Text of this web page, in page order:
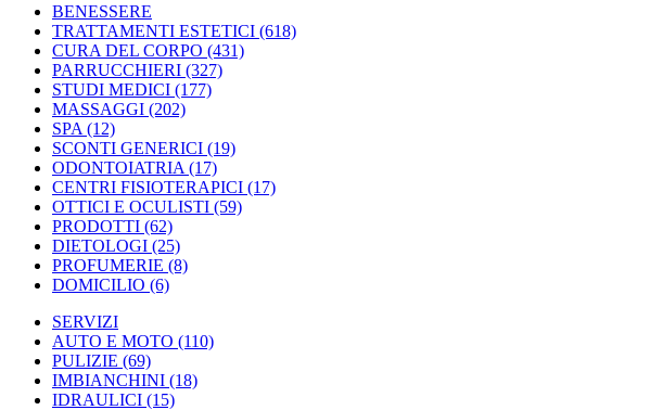
BENESSERE
TRATTAMENTI ESTETICI (618)
CURA DEL CORPO (431)
PARRUCCHIERI (327)
STUDI MEDICI (177)
MASSAGGI (202)
SPA (12)
SCONTI GENERICI (19)
ODONTOIATRIA (17)
CENTRI FISIOTERAPICI (17)
OTTICI E OCULISTI (59)
PRODOTTI (62)
DIETOLOGI (25)
PROFUMERIE (8)
DOMICILIO (6)
SERVIZI
AUTO E MOTO (110)
PULIZIE (69)
IMBIANCHINI (18)
IDRAULICI (15)